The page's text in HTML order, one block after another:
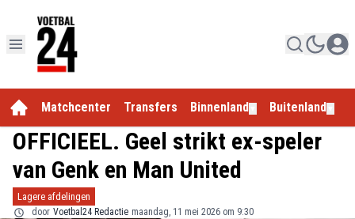
Matchcenter Transfers Binnenland Buitenland
OFFICIEEL. Geel strikt ex-speler
van Genk en Man United
Lagere afdelingen
door Voetbal24 Redactie maandag, 11 mei 2026 om 9:30